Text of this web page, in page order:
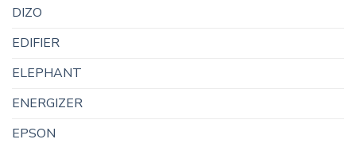
DIZO
EDIFIER
ELEPHANT
ENERGIZER
EPSON